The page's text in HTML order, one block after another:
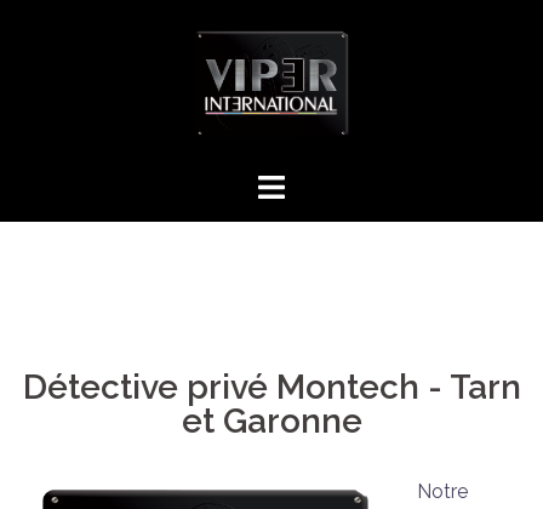
Détective privé Montech - Tarn
et Garonne
Notre